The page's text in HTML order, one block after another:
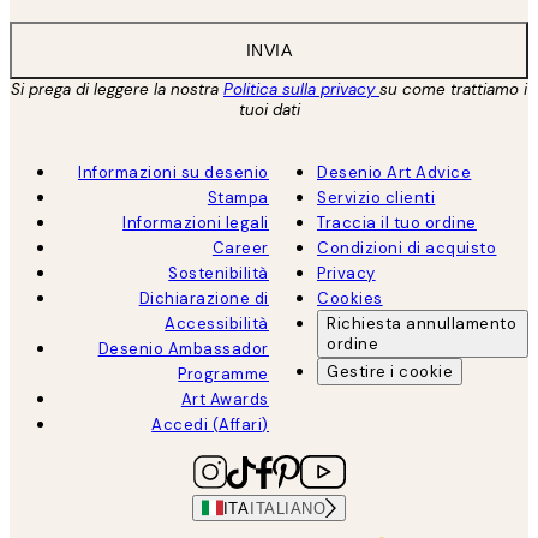
INVIA
Si prega di leggere la nostra Politica sulla privacysu come trattiamo i
tuoi dati
Informazioni su desenio
Stampa
Informazioni legali
Career
Sostenibilità
Dichiarazione di
Accessibilità
Desenio Ambassador
Programme
Art Awards
Accedi (Affari)
Desenio Art Advice
Servizio clienti
Traccia il tuo ordine
Condizioni di acquisto
Privacy
Cookies
Richiesta annullamento
ordine
Gestire i cookie
ITAITALIANO